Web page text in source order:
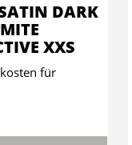
DARK
XXS
für